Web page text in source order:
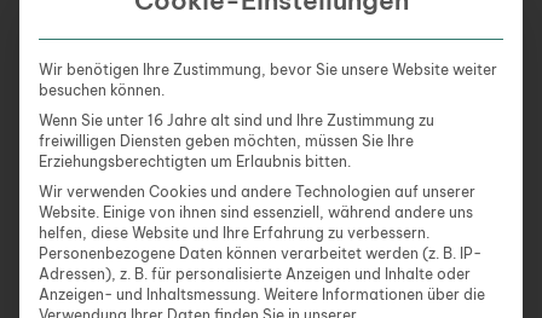
Für die Anmeldung Deines Fahrzeugs benötigst Du
folgende Dokumente:
Personalausweis oder Reisepass
Identifizierung.
Fahrzeugbrief (Zulassungsbescheinigung Teil
II): Nachweis über den Eigentümer des
Fahrzeugs.
Wir benötigen Ihre Zustimmung, bevor Sie unsere Website weiter
besuchen können.
Wenn Sie unter 16 Jahre alt sind und Ihre Zustimmung zu
freiwilligen Diensten geben möchten, müssen Sie Ihre
Erziehungsberechtigten um Erlaubnis bitten.
Wir verwenden Cookies und andere Technologien auf unserer
Website. Einige von ihnen sind essenziell, während andere uns
helfen, diese Website und Ihre Erfahrung zu verbessern.
Personenbezogene Daten können verarbeitet werden (z. B. IP-
Adressen), z. B. für personalisierte Anzeigen und Inhalte oder
Anzeigen- und Inhaltsmessung. Weitere Informationen über die